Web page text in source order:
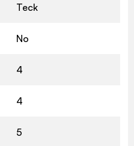
Teck
No
4
4
5